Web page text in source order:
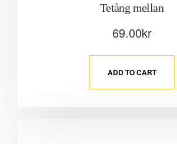
Tetång mellan
69.00kr
ADD TO CART